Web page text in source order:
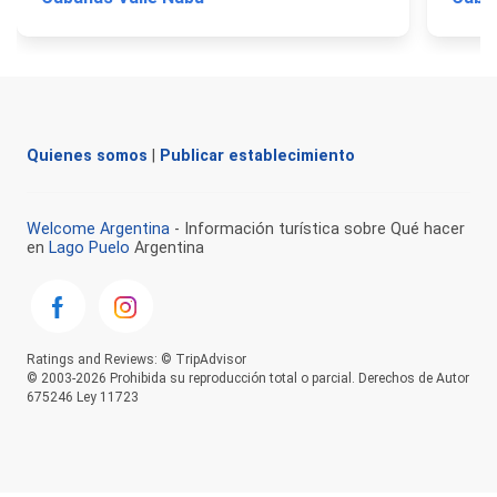
Quienes somos Publicar establecimiento
Welcome Argentina - Información turística sobre Qué hacer
en Lago Puelo Argentina
Ratings and Reviews: © TripAdvisor
© 2003-2026 Prohibida su reproducción total o parcial. Derechos de Autor
675246 Ley 11723